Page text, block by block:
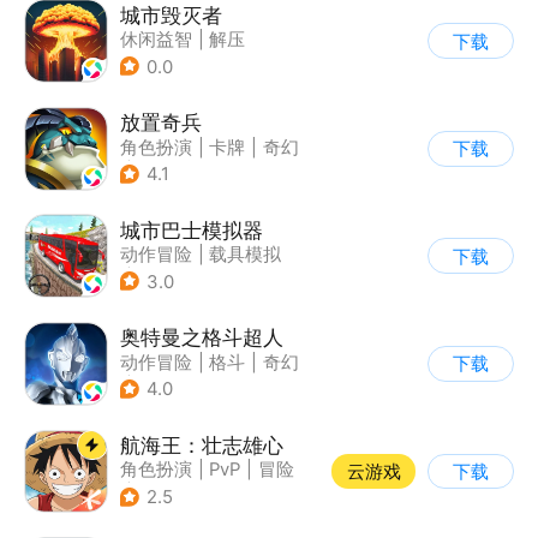
城市毁灭者
休闲益智
解压
0.0
下载
放置奇兵
角色扮演 卡牌
奇幻
| 欧美风
4.1
下载
城市巴士模拟器
动作冒险
载具模拟
| 写实
3.0
下载
奥特曼之格斗超人
动作冒险 格斗
奇幻
| 奥特曼
4.0
下载
航海王：壮志雄心
角色扮演 PvP
冒险
| 航海
2.5
云游戏 下载